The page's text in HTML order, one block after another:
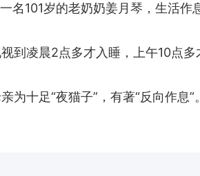
名101岁的老奶奶姜月琴，生活作
到凌晨2点多才入睡，上午10点
为十足“夜猫子”，有著“反向作息”。